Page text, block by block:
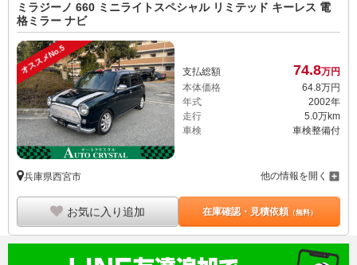
ミラジーノ 660 ミニライトスペシャル リミテッド キーレス 電
格ミラー ナビ
オススメNo.5 支払総額 74.8万円
本体価格
64.8万円
年式
2002年
走行
5.0万km
車検
車検整備付
兵庫県西宮市 他の情報を開く
お気に入り追加 在庫確認・見積依頼（無料）